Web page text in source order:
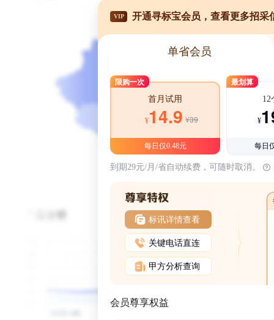
VIP 开通寻标宝会员，查看更多招采
单省会员
限购一次
首月试用
¥14.9 ¥39
每日仅0.48元
最划算
12
¥
每日
到期29元/月/省自动续费，可随时取消。
标讯详情查看
关键电话直连
甲方分析查询
会员尊享权益